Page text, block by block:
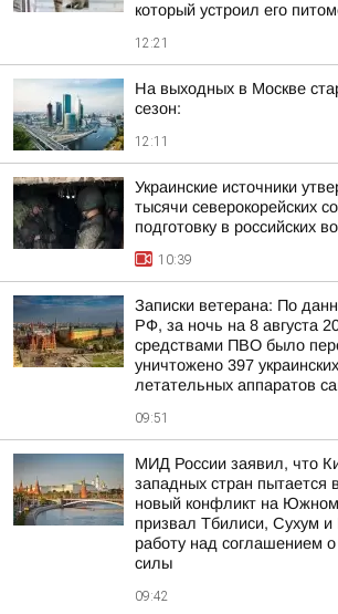
который устроил его
12:21
На выходных в Москве
сезон:
12:11
Украинские источники
тысячи северокорейских
подготовку в российских
10:39
Записки ветерана: По
РФ, за ночь на 8 августа
средствами ПВО было
уничтожено 397
летательных аппаратов
09:51
МИД России заявил, что
западных стран пытается
новый конфликт на Южном
призвал Тбилиси, Сухум и
работу над соглашением
силы
09:42